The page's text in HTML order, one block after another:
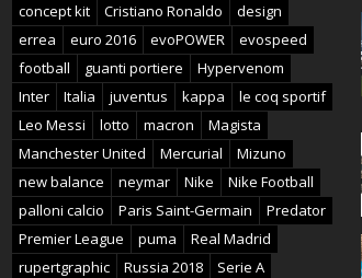
concept kit
Cristiano Ronaldo
design
errea
euro 2016 evoPOWER
evospeed
football
guanti portiere
Hypervenom
Inter
Italia juventus kappa
le coq sportif
Leo Messi
lotto macron
Magista
Manchester United
Mercurial
Mizuno
new balance
neymar Nike
Nike Football
palloni calcio
Paris Saint-Germain
Predator
Premier League
puma
Real Madrid
rupertgraphic
Russia 2018
Serie A